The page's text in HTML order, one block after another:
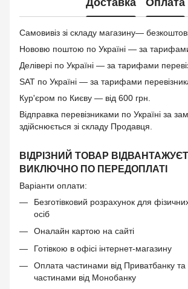
Самовивіз зі складу магазину—
Нововю поштою по Україні — за тарифами
Делівері по Україні — за тарифами
SAT по Україні — за тарифами
Кур'єром по Києву — від 600 грн.
Відправка перевізниками по Україні за
здійснюється зі складу Продавця.
ВІДРІЗНИЙ ТОВАР
ВИКЛЮЧНО ПО ПЕРЕДОПЛАТІ
Варіанти оплати:
Безготівковий розрахунок для
осіб
Оналайн картою на сайті
Готівкою в офісі інтернет-магазину
Оплата частинами від Приватбанку та
частинами від Монобанку